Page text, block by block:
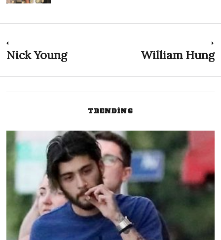
Post
navigation
Previous
Nick Young William Hung
TRENDING